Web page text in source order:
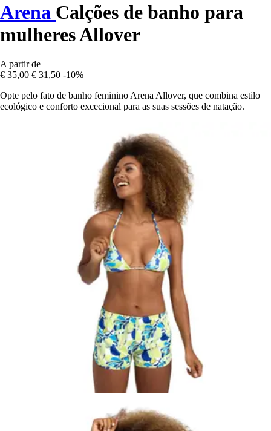
Arena Calções de banho para
mulheres Allover
A partir de
€ 35,00 € 31,50 -10%
Opte pelo fato de banho feminino Arena Allover, que combina estilo
ecológico e conforto excecional para as suas sessões de natação.